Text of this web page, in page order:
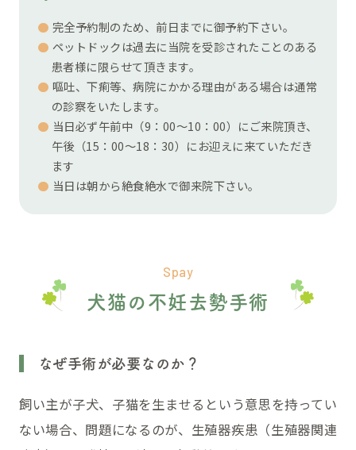
完全予約制のため、前日までに御予約下さい。
ペットドックは過去に当院を受診されたことのある
患者様に限らせて頂きます。
嘔吐、下痢等、病院にかかる理由がある場合は通常
の診察をいたします。
当日必ず午前中（9：00～10：00）にご来院頂き、
午後（15：00～18：30）にお迎えに来ていただき
ます
当日は朝から絶食絶水で御来院下さい。
犬猫の不妊去勢手術
Spay
なぜ手術が必要なのか？
飼い主が子犬、子猫を生ませるという意思を持ってい
ない場合、問題になるのが、生殖器疾患（生殖器関連